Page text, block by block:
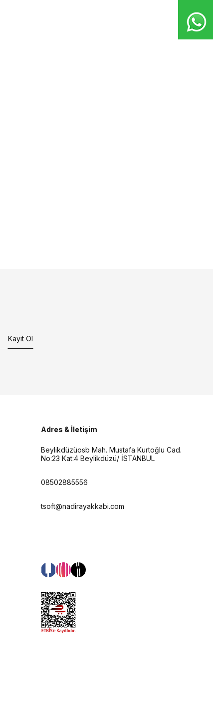
Kayıt Ol
Adres & İletişim
Beylikdüzüosb Mah. Mustafa Kurtoğlu Cad.
No:23 Kat:4 Beylikdüzü/ İSTANBUL
08502885556
tsoft@nadirayakkabi.com